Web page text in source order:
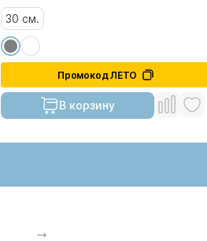
30 см.
Промокод ЛЕТО
В корзину